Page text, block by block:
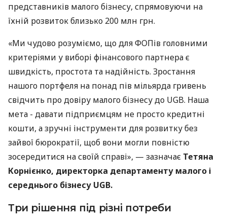
представників малого бізнесу, спрямовуючи на
їхній розвиток близько 200 млн грн.
«Ми чудово розуміємо, що для ФОПів головними
критеріями у виборі фінансового партнера є
швидкість, простота та надійність. Зростання
нашого портфеля на понад пів мільярда гривень
свідчить про довіру малого бізнесу до UGB. Наша
мета - давати підприємцям не просто кредитні
кошти, а зручні інструменти для розвитку без
зайвої бюрократії, щоб вони могли повністю
зосередитися на своїй справі», — зазначає Тетяна
Корнієнко, директорка департаменту малого і
середнього бізнесу UGB.
Три рішення під різні потреби